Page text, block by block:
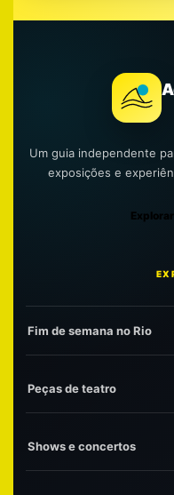
Um guia independente
exposições e
Fim de semana no Rio
Peças de teatro
Shows e concertos